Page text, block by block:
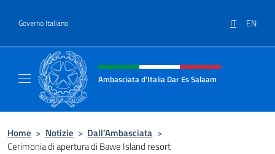
Governo Italiano IT EN
Intestazione sito, social e menù
Ambasciata d'Italia Dar Es Salaam
Home > Notizie > Dall’Ambasciata >
Cerimonia di apertura di Bawe Island resort